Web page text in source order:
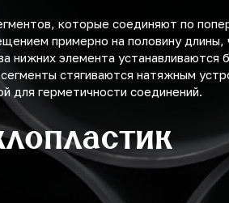
которые соединяют по
примерно на половину длины,
элемента устанавливаются
стягиваются натяжным
для герметичности соединений.